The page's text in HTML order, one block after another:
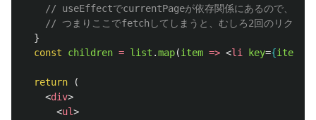
// useEffectでcurrentPageが依存関係にあるので、変更
// つまりここでfetchしてしまうと、むしろ2回のリクエス
}
const
children = list .map(item => <li key={item
return
(
<div>
<ul>